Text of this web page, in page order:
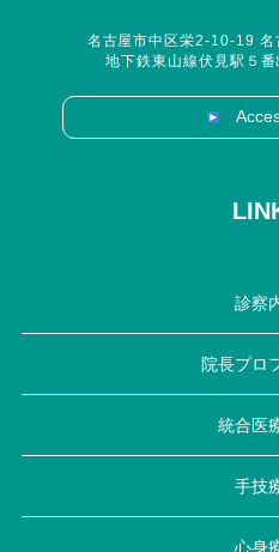
名古屋市中区栄2-10-19 名
地下鉄東山線伏見駅５
診察
院長プロ
統合医
手技
心身